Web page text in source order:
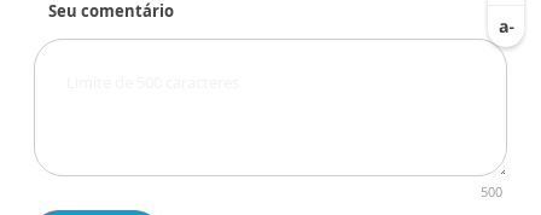
Seu comentário
500